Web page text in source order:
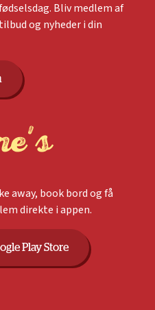
Bliv medlem af
og nyheder i din
away, book bord og få
direkte i appen.
Play Store